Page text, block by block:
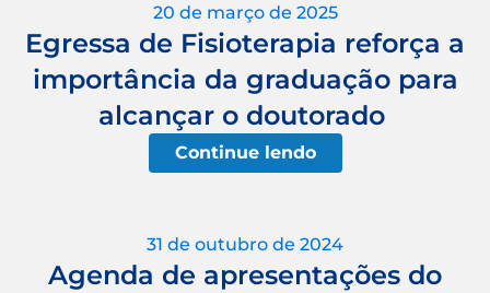
20 de março de 2025
Egressa de Fisioterapia reforça a
importância da graduação para
alcançar o doutorado
Continue lendo
31 de outubro de 2024
Agenda de apresentações do